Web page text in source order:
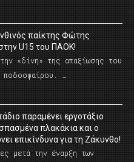
παίκτης Φώτης
U15 του ΠΑΟΚ!
«δίνη» της απαξίωσης του
ποδοσφαίρου. …
παραμένει εργοτάξιο
πλακάκια και ο
επικίνδυνα για τη Ζάκυνθο!
μετά την έναρξη των